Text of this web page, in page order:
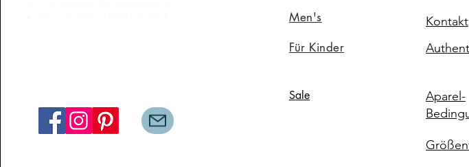
Men's
Für Kinder
Sale
Kontakt
Aparel-